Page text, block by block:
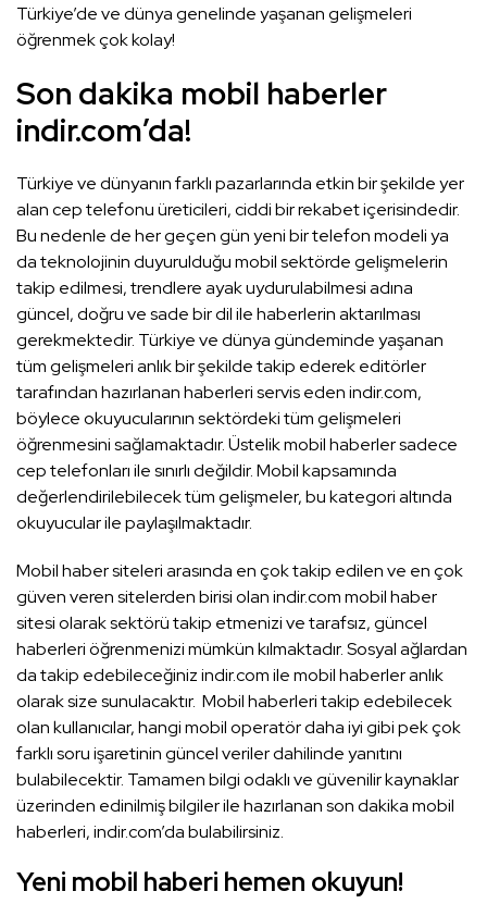
Türkiye’de ve dünya genelinde yaşanan gelişmeleri
öğrenmek çok kolay!
Son dakika mobil haberler
indir.com’da!
Türkiye ve dünyanın farklı pazarlarında etkin bir şekilde yer
alan cep telefonu üreticileri, ciddi bir rekabet içerisindedir.
Bu nedenle de her geçen gün yeni bir telefon modeli ya
da teknolojinin duyurulduğu mobil sektörde gelişmelerin
takip edilmesi, trendlere ayak uydurulabilmesi adına
güncel, doğru ve sade bir dil ile haberlerin aktarılması
gerekmektedir. Türkiye ve dünya gündeminde yaşanan
tüm gelişmeleri anlık bir şekilde takip ederek editörler
tarafından hazırlanan haberleri servis eden indir.com,
böylece okuyucularının sektördeki tüm gelişmeleri
öğrenmesini sağlamaktadır. Üstelik mobil haberler sadece
cep telefonları ile sınırlı değildir. Mobil kapsamında
değerlendirilebilecek tüm gelişmeler, bu kategori altında
okuyucular ile paylaşılmaktadır.
Mobil haber siteleri arasında en çok takip edilen ve en çok
güven veren sitelerden birisi olan indir.com mobil haber
sitesi olarak sektörü takip etmenizi ve tarafsız, güncel
haberleri öğrenmenizi mümkün kılmaktadır. Sosyal ağlardan
da takip edebileceğiniz indir.com ile mobil haberler anlık
olarak size sunulacaktır. Mobil haberleri takip edebilecek
olan kullanıcılar, hangi mobil operatör daha iyi gibi pek çok
farklı soru işaretinin güncel veriler dahilinde yanıtını
bulabilecektir. Tamamen bilgi odaklı ve güvenilir kaynaklar
üzerinden edinilmiş bilgiler ile hazırlanan son dakika mobil
haberleri, indir.com’da bulabilirsiniz.
Yeni mobil haberi hemen okuyun!